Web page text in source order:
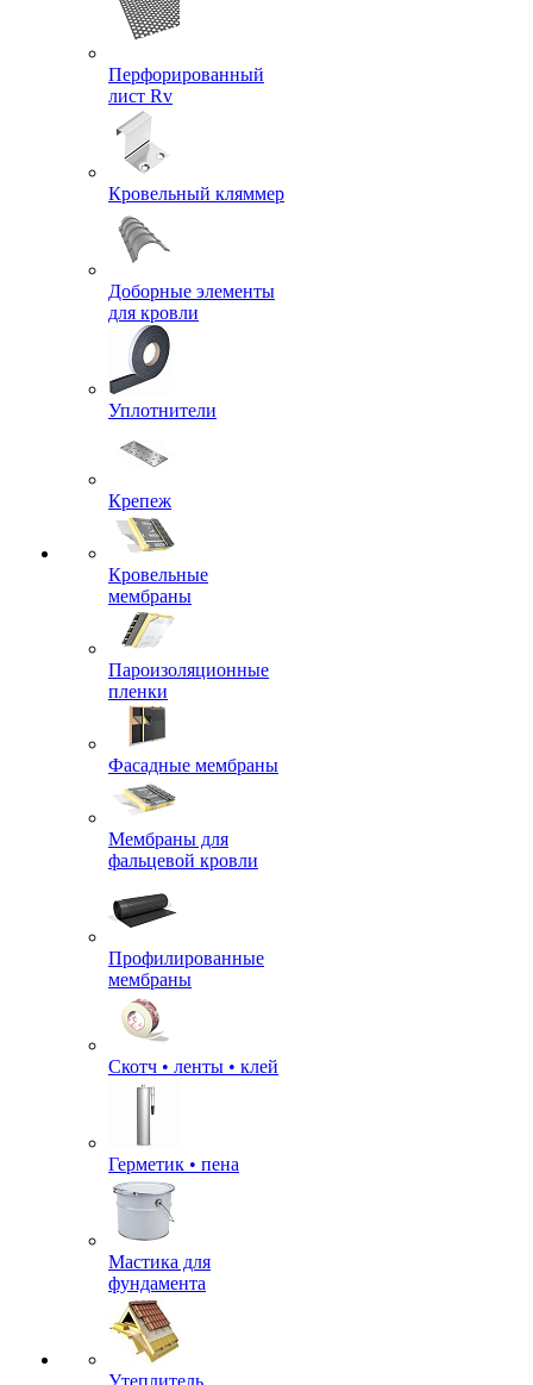
Перфорированный
лист Rv
Кровельный кляммер
Доборные элементы
для кровли
Уплотнители
Крепеж
Кровельные
мембраны
Пароизоляционные
пленки
Фасадные мембраны
Мембраны для
фальцевой кровли
Профилированные
мембраны
Скотч • ленты • клей
Герметик • пена
Мастика для
фундамента
Утеплитель